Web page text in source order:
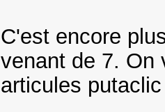
C'est encore
venant de 7. On
articules